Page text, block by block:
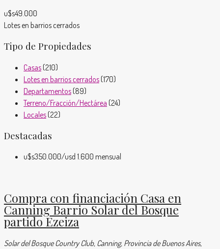
u$s49.000
Lotes en barrios cerrados
Tipo de Propiedades
Casas(210)
Lotes en barrios cerrados(170)
Departamentos(89)
Terreno/Fracción/Hectárea (24)
Locales(22)
Destacadas
u$s350.000/usd 1.600 mensual
Compra con financiación Casa en
Canning Barrio Solar del Bosque
partido Ezeiza
Solar del Bosque Country Club, Canning, Provincia de Buenos Aires,